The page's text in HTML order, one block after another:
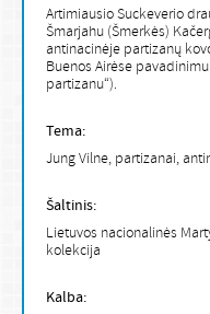
Artimiausio Suckeverio
Šmarjahu (Šmerkės)
antinacinėje partizanų
Buenos Airėse
partizanu“).
Tema:
Jung Vilne, partizanai,
Šaltinis:
Lietuvos nacionalinės
kolekcija
Kalba: